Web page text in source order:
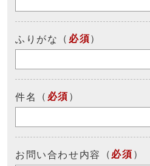
ふりがな （ 必須）
件名 （ 必須 ）
お問い合わせ内容 （ 必須 ）